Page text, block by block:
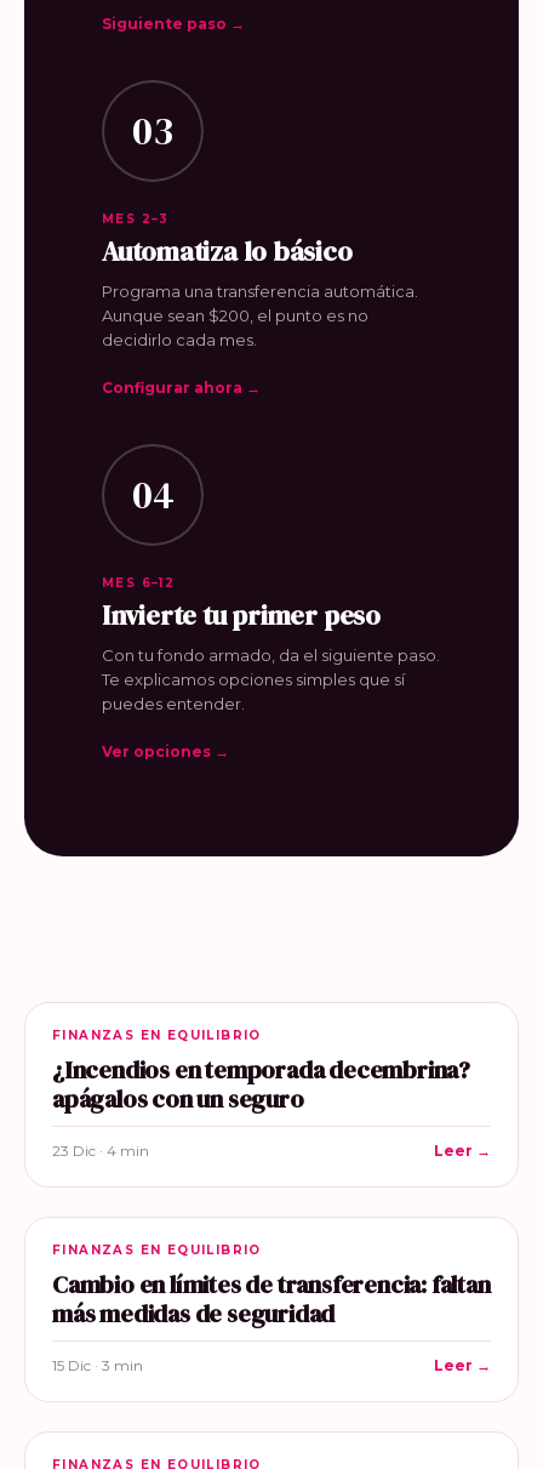
Siguiente paso →
03
MES 2–3
Automatiza lo básico
Programa una transferencia automática.
Aunque sean $200, el punto es no
decidirlo cada mes.
Configurar ahora →
04
MES 6–12
Invierte tu primer peso
Con tu fondo armado, da el siguiente paso.
Te explicamos opciones simples que sí
puedes entender.
Ver opciones →
FINANZAS EN EQUILIBRIO
¿Incendios en temporada decembrina?
apágalos con un seguro
23 Dic · 4 min Leer →
FINANZAS EN EQUILIBRIO
Cambio en límites de transferencia: faltan
más medidas de seguridad
15 Dic · 3 min Leer →
FINANZAS EN EQUILIBRIO